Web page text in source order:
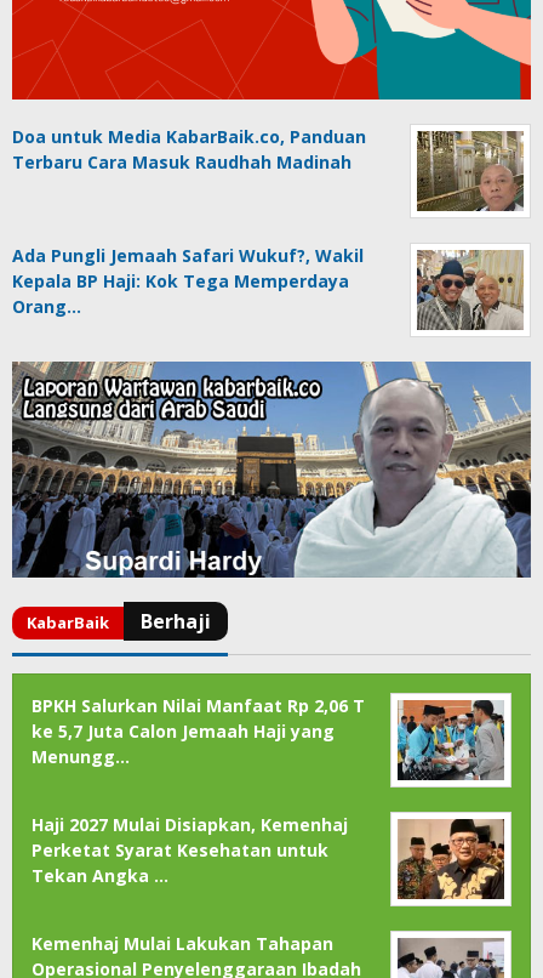
Doa untuk Media KabarBaik.co, Panduan
Terbaru Cara Masuk Raudhah Madinah
Ada Pungli Jemaah Safari Wukuf?, Wakil
Kepala BP Haji: Kok Tega Memperdaya
Orang…
BPKH Salurkan Nilai Manfaat Rp 2,06 T
ke 5,7 Juta Calon Jemaah Haji yang
Menungg…
Haji 2027 Mulai Disiapkan, Kemenhaj
Perketat Syarat Kesehatan untuk
Tekan Angka …
Kemenhaj Mulai Lakukan Tahapan
Operasional Penyelenggaraan Ibadah